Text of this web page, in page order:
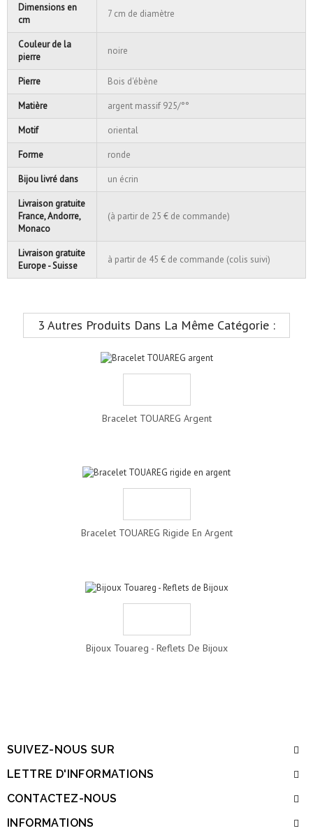
Dimensions en
cm
7 cm de diamètre
Couleur de la
pierre
noire
Pierre Bois d'ébène
Matière argent massif 925/°°
Motif oriental
Forme ronde
Bijou livré dans un écrin
Livraison gratuite
France, Andorre,
Monaco
(à partir de 25 € de commande)
Livraison gratuite
Europe - Suisse
à partir de 45 € de commande (colis suivi)
3 Autres Produits Dans La Même Catégorie :
Bracelet TOUAREG Argent
Bracelet TOUAREG Rigide En Argent
Bijoux Touareg - Reflets De Bijoux
SUIVEZ-NOUS SUR
LETTRE D'INFORMATIONS
CONTACTEZ-NOUS
INFORMATIONS